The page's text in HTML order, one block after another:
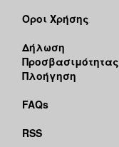
Όροι Χρήσης
Δήλωση
Προσβασιμότητας
Πλοήγηση
FAQs
RSS